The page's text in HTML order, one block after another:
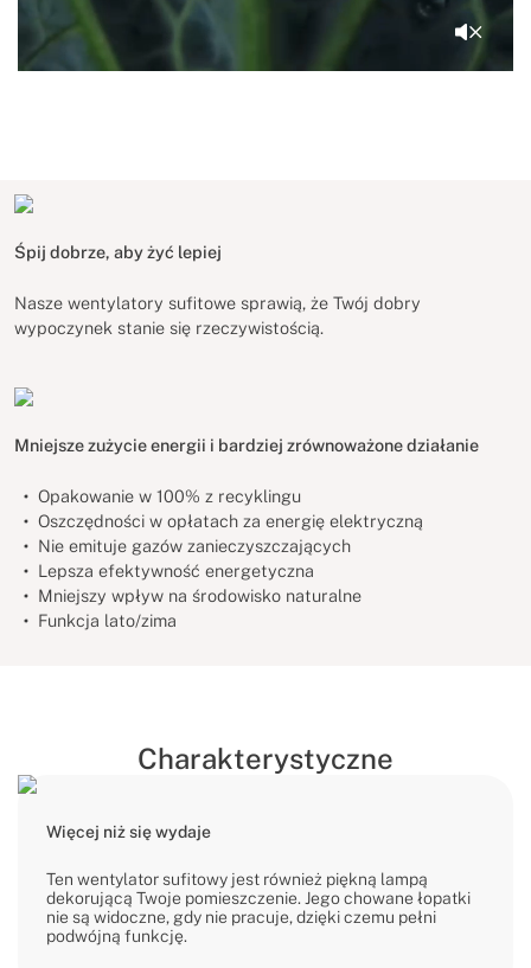
Śpij dobrze, aby żyć lepiej
Nasze wentylatory sufitowe sprawią, że Twój dobry
wypoczynek stanie się rzeczywistością.
Mniejsze zużycie energii i bardziej zrównoważone działanie
Opakowanie w 100% z recyklingu
Oszczędności w opłatach za energię elektryczną
Nie emituje gazów zanieczyszczających
Lepsza efektywność energetyczna
Mniejszy wpływ na środowisko naturalne
Funkcja lato/zima
Charakterystyczne
Więcej niż się wydaje
Ten wentylator sufitowy jest również piękną lampą
dekorującą Twoje pomieszczenie. Jego chowane łopatki
nie są widoczne, gdy nie pracuje, dzięki czemu pełni
podwójną funkcję.